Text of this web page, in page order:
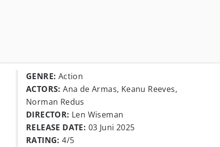
GENRE: Action
ACTORS: Ana de Armas, Keanu Reeves,
Norman Redus
DIRECTOR: Len Wiseman
RELEASE DATE: 03 Juni 2025
RATING: 4/5